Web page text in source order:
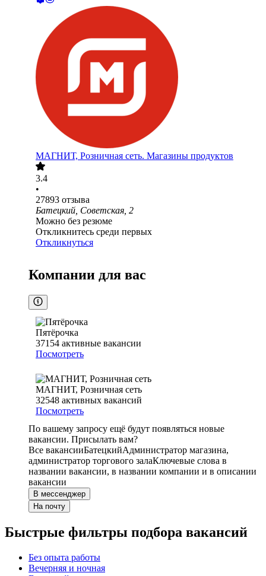
МАГНИТ, Розничная сеть. Магазины продуктов
3.4
•
27893 отзыва
Батецкий, Советская, 2
Можно без резюме
Откликнитесь среди первых
Откликнуться
Компании для вас
Пятёрочка
37154 активные вакансии
Посмотреть
МАГНИТ, Розничная сеть
32548 активных вакансий
Посмотреть
По вашему запросу ещё будут появляться новые
вакансии. Присылать вам?
Все вакансииБатецкийАдминистратор магазина,
администратор торгового залаКлючевые слова в
названии вакансии, в названии компании и в описании
вакансии
В мессенджер
На почту
Быстрые фильтры подбора вакансий
Без опыта работы
Вечерняя и ночная